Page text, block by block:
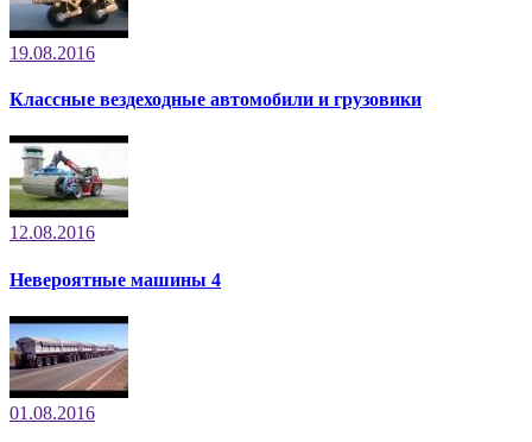
19.08.2016
Классные вездеходные автомобили и грузовики
12.08.2016
Невероятные машины 4
01.08.2016